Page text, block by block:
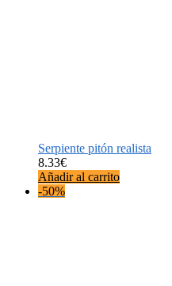
Serpiente pitón realista
8.33€
Añadir al carrito
-50%